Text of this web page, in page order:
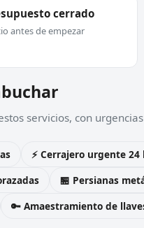
cerrado
antes de empezar
servicios, con
⚡ Cerrajero urgente 24
🏪 Persianas
🔑 Amaestramiento de